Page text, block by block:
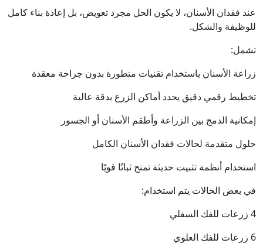
عند فقدان الأسنان، لا يكون الحل مجرد تعويض، بل إعادة بناء كامل
للوظيفة والشكل.
تشمل:
زراعة الأسنان باستخدام تقنيات متطورة بدون جراحة معقدة
تخطيط رقمي دقيق يحدد أماكن الزرع بدقة عالية
إمكانية الدمج بين الزراعة وأطقم الأسنان أو الجسور
حلول متقدمة لحالات فقدان الأسنان الكامل
استخدام أنظمة تثبيت حديثة تمنح ثباتًا قويًا
في بعض الحالات يتم استخدام:
4 زرعات للفك السفلي
6 زرعات للفك العلوي